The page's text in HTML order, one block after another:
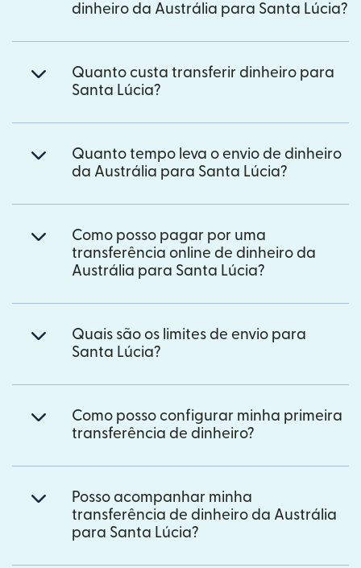
dinheiro da Austrália para Santa Lúcia?
Quanto custa transferir dinheiro para
Santa Lúcia?
Quanto tempo leva o envio de dinheiro
da Austrália para Santa Lúcia?
Como posso pagar por uma
transferência online de dinheiro da
Austrália para Santa Lúcia?
Quais são os limites de envio para
Santa Lúcia?
Como posso configurar minha primeira
transferência de dinheiro?
Posso acompanhar minha
transferência de dinheiro da Austrália
para Santa Lúcia?